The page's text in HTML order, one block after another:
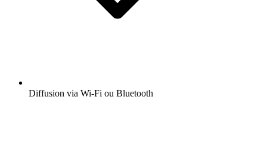
Diffusion via Wi-Fi ou Bluetooth